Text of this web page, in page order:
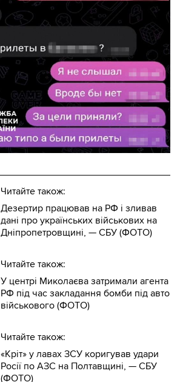
Читайте також:
Дезертир працював на РФ і зливав
дані про українських військових на
Дніпропетровщині, — СБУ (ФОТО)
Читайте також:
У центрі Миколаєва затримали агента
РФ під час закладання бомби під авто
військового (ФОТО)
Читайте також:
«Кріт» у лавах ЗСУ коригував удари
Росії по АЗС на Полтавщині, — СБУ
(ФОТО)